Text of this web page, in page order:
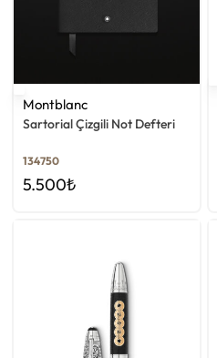
Montblanc
Sartorial Çizgili Not Defteri
134750
5.500₺